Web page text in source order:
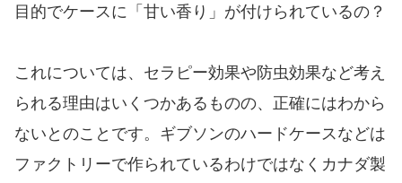
目的でケースに「甘い香り」が付けられているの？
これについては、セラピー効果や防虫効果など考え
られる理由はいくつかあるものの、正確にはわから
ないとのことです。ギブソンのハードケースなどは
ファクトリーで作られているわけではなくカナダ製